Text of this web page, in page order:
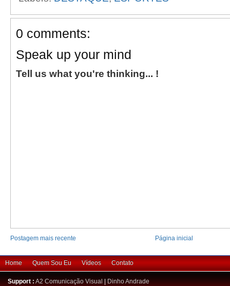
0 comments:
Speak up your mind
Tell us what you're thinking... !
Postagem mais recente Página inicial
Home Quem Sou Eu Vídeos Contato
Support : A2 Comunicação Visual | Dinho Andrade